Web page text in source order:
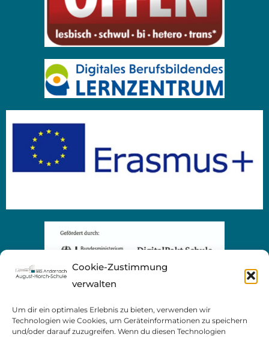
Cookie-Zustimmung
verwalten
Um dir ein optimales Erlebnis zu bieten, verwenden wir
Technologien wie Cookies, um Geräteinformationen zu speichern
und/oder darauf zuzugreifen. Wenn du diesen Technologien